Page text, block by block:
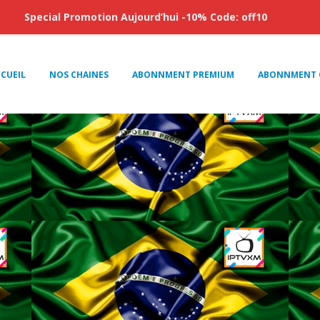
NOS CHAINES ABONNMENT PREMIUM ABONNMENT
Special Promotion Aujourd’hui -10% Code: off10